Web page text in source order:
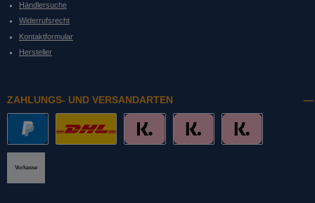
Händlersuche
Widerrufsrecht
Kontaktformular
Hersteller
ZAHLUNGS- UND VERSANDARTEN
Vorkasse